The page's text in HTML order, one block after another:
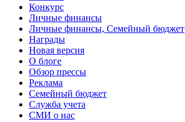
Конкурс
Личные финансы
Личные финансы, Семейный бюджет
Награды
Новая версия
О блоге
Обзор прессы
Реклама
Семейный бюджет
Служба учета
СМИ о нас